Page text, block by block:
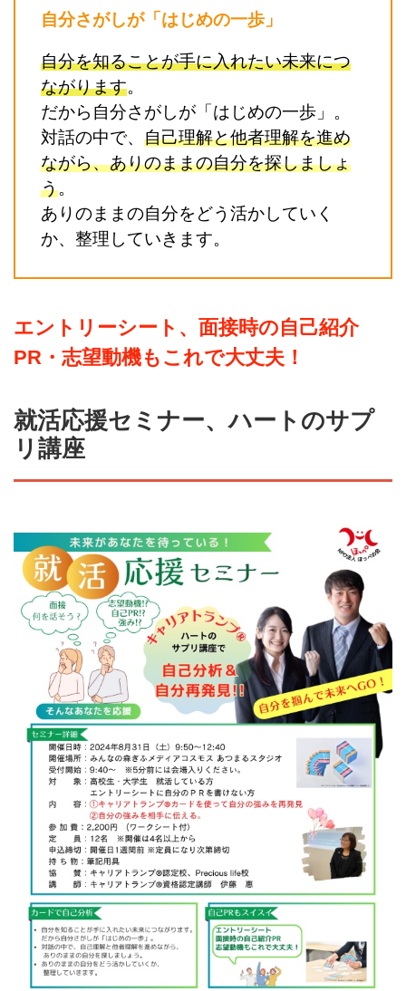
自分さがしが「はじめの一歩」
自分を知ることが手に入れたい未来につ
ながります。
だから自分さがしが「はじめの一歩」。
対話の中で、 自己理解と他者理解を進め
ながら、ありのままの自分を探しましょ
う。
ありのままの自分をどう活かしていく
か、整理していきます。
エントリーシート、面接時の自己紹介
PR・志望動機もこれで大丈夫！
就活応援セミナー、ハートのサプ
リ講座